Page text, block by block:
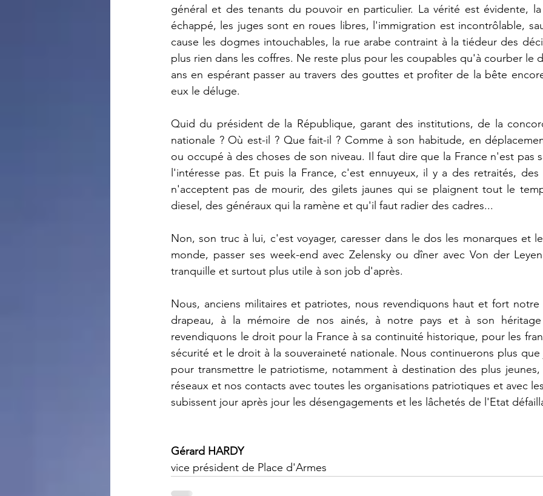
général et des tenants du pouvoir en particulier. La vérité est évidente,
échappé, les juges sont en roues libres, l'immigration est incontrôlable,
cause les dogmes intouchables, la rue arabe contraint à la tiédeur des
plus rien dans les coffres. Ne reste plus pour les coupables qu'à courber le
ans en espérant passer au travers des gouttes et profiter de la bête
eux le déluge.
Quid du président de la République, garant des institutions, de la
nationale ? Où est-il ? Que fait-il ? Comme à son habitude, en
ou occupé à des choses de son niveau. Il faut dire que la France n'est pas
l'intéresse pas. Et puis la France, c'est ennuyeux, il y a des retraités, des
n'acceptent pas de mourir, des gilets jaunes qui se plaignent tout le
diesel, des généraux qui la ramène et qu'il faut radier des cadres...
Non, son truc à lui, c'est voyager, caresser dans le dos les monarques et
monde, passer ses week-end avec Zelensky ou dîner avec Von der
tranquille et surtout plus utile à son job d'après.
Nous, anciens militaires et patriotes, nous revendiquons haut et fort notre
drapeau, à la mémoire de nos ainés, à notre pays et à son
revendiquons le droit pour la France à sa continuité historique, pour les
sécurité et le droit à la souveraineté nationale. Nous continuerons plus
pour transmettre le patriotisme, notamment à destination des plus
réseaux et nos contacts avec toutes les organisations patriotiques et avec
subissent jour après jour les désengagements et les lâchetés de l'Etat
Gérard HARDY
vice président de Place d'Armes